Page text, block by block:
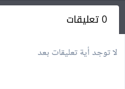
0 تعليقات
لا توجد أية تعليقات بعد